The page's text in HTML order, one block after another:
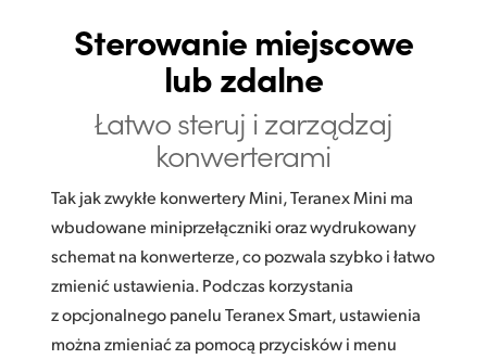
Sterowanie miejscowe
lub zdalne
Łatwo steruj i zarządzaj
konwerterami
Tak jak zwykłe konwertery Mini, Teranex Mini ma
wbudowane miniprzełączniki oraz wydrukowany
schemat na konwerterze, co pozwala szybko i łatwo
zmienić ustawienia. Podczas korzystania
z opcjonalnego panelu Teranex Smart, ustawienia
można zmieniać za pomocą przycisków i menu